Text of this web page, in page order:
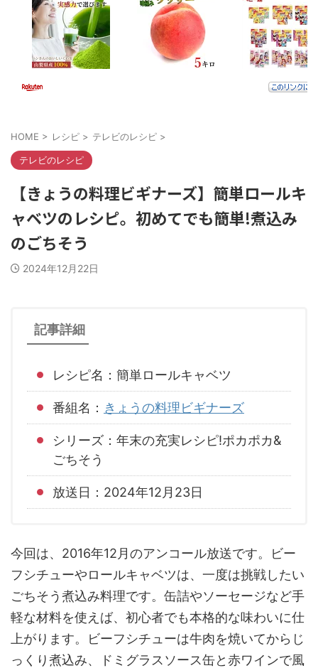
HOME > レシピ > テレビのレシピ >
テレビのレシピ
【きょうの料理ビギナーズ】簡単ロールキ
ャベツのレシピ。初めてでも簡単!煮込み
のごちそう
2024年12月22日
記事詳細
レシピ名：簡単ロールキャベツ
番組名： きょうの料理ビギナーズ
シリーズ：年末の充実レシピ!ポカポカ&
ごちそう
放送日：2024年12月23日
今回は、2016年12月のアンコール放送です。ビー
フシチューやロールキャベツは、一度は挑戦したい
ごちそう煮込み料理です。缶詰やソーセージなど手
軽な材料を使えば、初心者でも本格的な味わいに仕
上がります。ビーフシチューは牛肉を焼いてからじ
っくり煮込み、ドミグラスソース缶と赤ワインで風